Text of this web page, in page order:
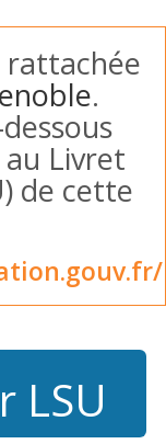
rattachée
.
Livret
de cette
LSU